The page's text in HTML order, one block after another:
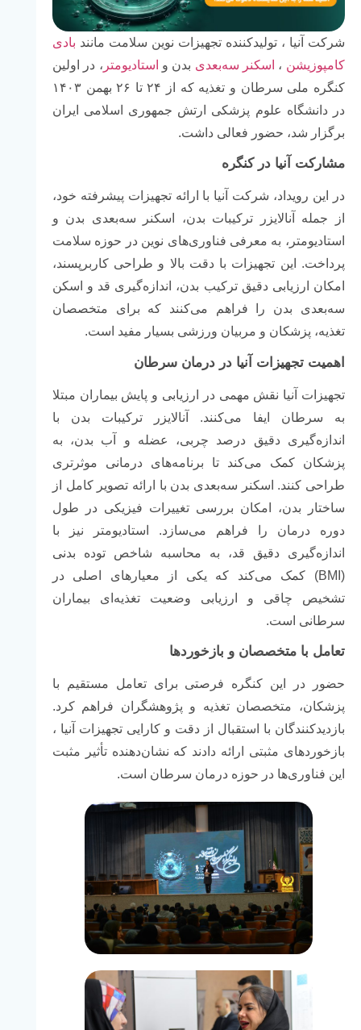
شرکت آنیا ،تولیدکنندهتجهیزات نوین سلامت مانند بادی
کامپوزیشن ، اسکنر سه‌بعدی بدن و استادیومتر ، در
اولین
کنگره ملی سرطان و تغذیهکه از ۲۴ تا ۲۶ بهمن ۱۴۰۳
دردانشگاه علوم پزشکی ارتش جمهوری اسلامی
ایران
برگزار شد، حضور فعالیداشت.
مشارکت آنیادرکنگره
در این رویداد، شرکت آنیا با ارائهتجهیزات پیشرفته خود،
از جمله آنالایزر ترکیبات بدن، اسکنر سه‌بعدی بدن و
استادیومتر، به معرفی فناوری‌های نویندر حوزه سلامت
پرداخت.
این تجهیزات بادقت بالا و طراحیکاربرپسند،
امکان
ارزیابیدقیقترکیب بدن، اندازه‌گیری قد و
اسکن
سه‌بعدی بدن را فراهم می‌کنند که برای متخصصان
تغذیه، پزشکان و مربیان ورزشی بسیار مفید است.
اهمیتتجهیزات آنیادردرمانسرطان
تجهیزات آنیا نقش مهمیدر ارزیابی و پایش بیماران مبتلا
به سرطان ایفا می‌کنند. آنالایزرترکیبات بدن با
اندازه‌گیریدقیق درصد چربی، عضله و آب بدن، به
پزشکانکمک می‌کندتا برنامه‌هایدرمانی موثرتری
طراحی کنند. اسکنر سه‌بعدی بدن با ارائه تصویرکامل
از
ساختار بدن، امکان بررسیتغییرات فیزیکیدر طول
دورهدرمان را فراهم می‌سازد. استادیومتر نیز با
اندازه‌گیریدقیق قد، به محاسبه شاخصتوده بدنی
(
BMI) کمک می‌کند که یکی از معیارهای اصلیدر
تشخیص چاقی و ارزیابی وضعیتتغذیه‌ای بیماران
سرطانی است.
تعامل بامتخصصانو بازخوردها
حضوردر این کنگره فرصتی برایتعامل مستقیم با
پزشکان، متخصصانتغذیه و پژوهشگران فراهمکرد.
بازدیدکنندگان با استقبال ازدقت وکاراییتجهیزات
آنیا ،
بازخوردهای مثبتی ارائه دادند که نشان‌دهندهتأثیر مثبت
این فناوری‌هادر حوزهدرمان سرطان است.